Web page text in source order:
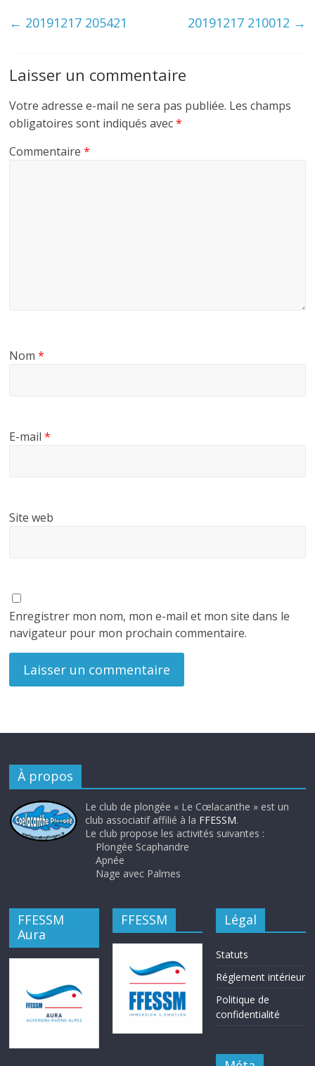
← 20191217 205421 20191217 210012 →
Laisser un commentaire
Votre adresse e-mail ne sera pas publiée. Les champs
obligatoires sont indiqués avec*
Commentaire*
Nom*
E-mail*
Site web
Enregistrer mon nom, mon e-mail et mon site dans le
navigateur pour mon prochain commentaire.
À propos
Le club de plongée « Le Cœlacanthe » est un
club associatif affilié à la FFESSM.
Le club propose les activités suivantes :
Plongée Scaphandre
Apnée
Nage avec Palmes
FFESSM
Aura
FFESSM Légal
Statuts
Réglement intérieur
Politique de
confidentialité